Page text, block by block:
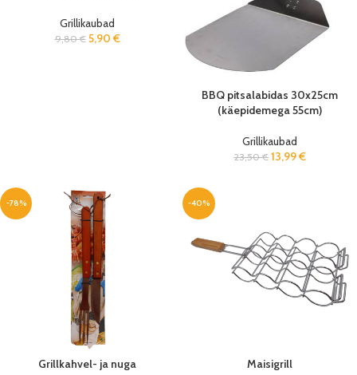
Grillikaubad
9,80€ 5,90 €
BBQ pitsalabidas 30x25cm
(käepidemega 55cm)
Grillikaubad
23,50€ 13,99€
-78%
Grillkahvel- ja nuga
-40%
Maisigrill